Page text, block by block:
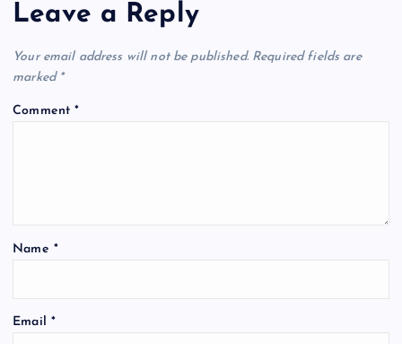
Leave a Reply
Your email address will not be published. Required fields are
marked *
Comment*
Name *
Email *